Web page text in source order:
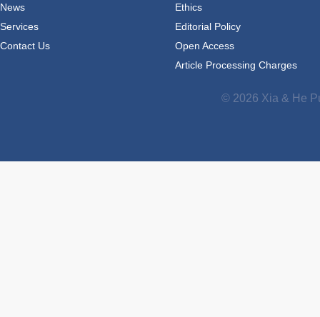
News
Services
Contact Us
Ethics
Editorial Policy
Open Access
Article Processing Charges
© 2026 Xia & He